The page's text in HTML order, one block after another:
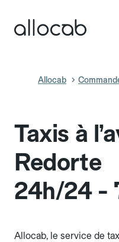
Allocab
Taxis à
Redorte
24h/24 -
Allocab, le service de